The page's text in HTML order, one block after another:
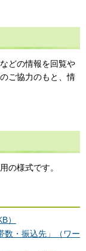
どの情報を回覧や
ご協力のもと、情
の様式です。
）
数・振込先」（ワー